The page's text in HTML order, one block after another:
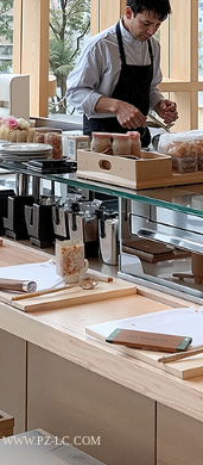
WWW.PZ-LC.COM